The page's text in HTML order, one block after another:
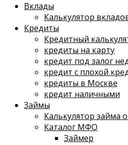
Вклады
Калькулятор
Кредиты
Кредитный
кредиты на карту
кредит под залог
кредит с плохой
кредиты в Москве
кредит наличными
Займы
Калькулятор займа
Каталог МФО
Займер